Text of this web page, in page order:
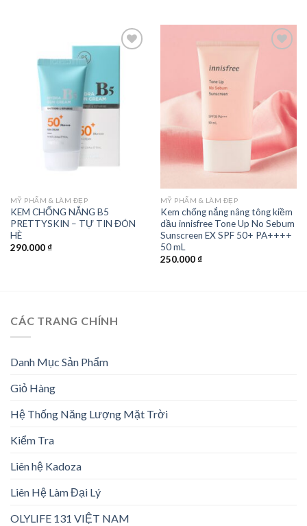
wishlist
MỸ PHẨM & LÀM ĐẸP
KEM CHỐNG NẮNG B5
PRETTYSKIN – TỰ TIN ĐÓN
HÈ
290.000₫
wishlist
MỸ PHẨM & LÀM ĐẸP
Kem chống nắng nâng tông kiềm
dầu innisfree Tone Up No Sebum
Sunscreen EX SPF 50+ PA++++
50 mL
250.000₫
CÁC TRANG CHÍNH
Danh Mục Sản Phẩm
Giỏ Hàng
Hệ Thống Năng Lượng Mặt Trời
Kiểm Tra
Liên hệ Kadoza
Liên Hệ Làm Đại Lý
OLYLIFE 131 VIỆT NAM